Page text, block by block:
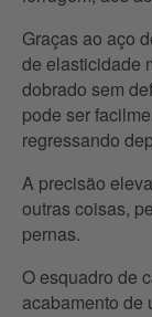
Graças ao aço
de elasticidade
dobrado sem
pode ser
regressando
A precisão
outras coisas,
pernas.
O esquadro de
acabamento de